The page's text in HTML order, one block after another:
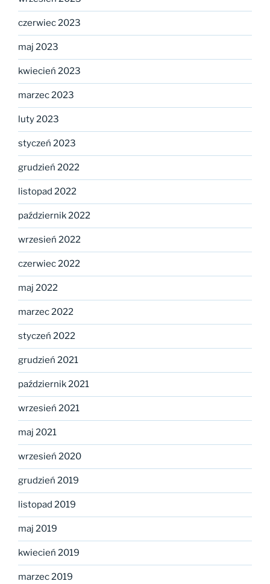
czerwiec 2023
maj 2023
kwiecień 2023
marzec 2023
luty 2023
styczeń 2023
grudzień 2022
listopad 2022
październik 2022
wrzesień 2022
czerwiec 2022
maj 2022
marzec 2022
styczeń 2022
grudzień 2021
październik 2021
wrzesień 2021
maj 2021
wrzesień 2020
grudzień 2019
listopad 2019
maj 2019
kwiecień 2019
marzec 2019